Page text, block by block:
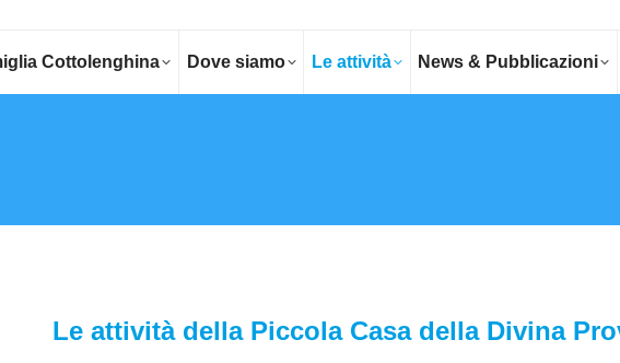
Cottolenghina Dove siamo Le attività News & Pubblicazioni
Le attività della Piccola Casa della Divina